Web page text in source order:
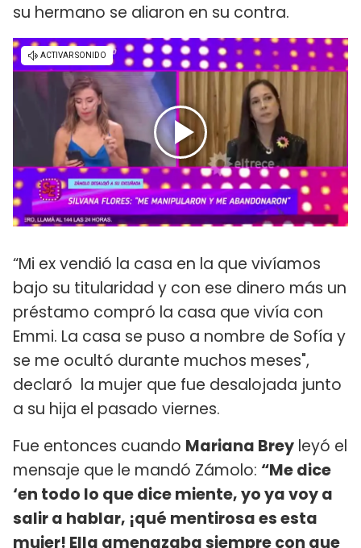
su hermano se aliaron en su contra.
“Mi ex vendió la casa en la que vivíamos
bajo su titularidad y con ese dinero más un
préstamo compró la casa que vivía con
Emmi. La casa se puso a nombre de Sofía y
se me ocultó durante muchos meses",
declaró la mujer que fue desalojada junto
a su hija el pasado viernes.
Fue entonces cuando Mariana Brey leyó el
mensaje que le mandó Zámolo: “Me dice
‘en todo lo que dice miente, yo ya voy a
salir a hablar, ¡qué mentirosa es esta
mujer! Ella amenazaba siempre con que